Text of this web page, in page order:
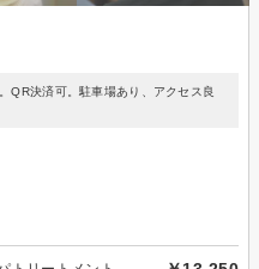
QR決済可。駐車場あり、アクセス良